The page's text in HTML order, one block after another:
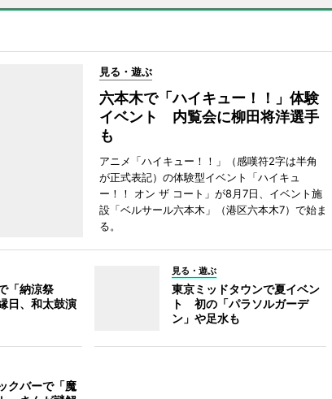
見る・遊ぶ
六本木で「ハイキュー！！」体験
イベント 内覧会に柳田将洋選手
も
アニメ「ハイキュー！！」（感嘆符2字は半角
が正式表記）の体験型イベント「ハイキュ
ー！！ オン ザ コート」が8月7日、イベント施
設「ベルサール六本木」（港区六本木7）で始ま
る。
「納涼祭
日、和太鼓演
見る・遊ぶ
東京ミッドタウンで夏イベン
ト 初の「パラソルガーデ
ン」や足水も
クバーで「魔